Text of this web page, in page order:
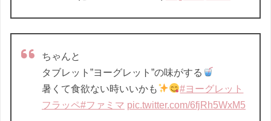
ちゃんと
タブレット”ヨーグレット”の味がする
暑くて食欲ない時いいかも
#ヨーグレット
フラッペ#ファミマ pic.twitter.com/6fjRh5WxM5